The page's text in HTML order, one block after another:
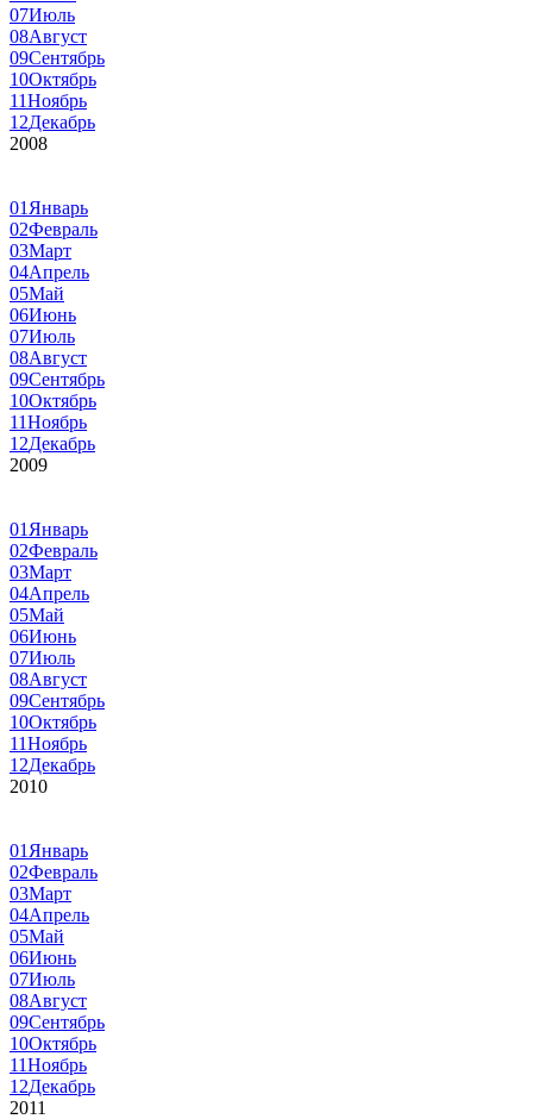
07Июль
08Август
09Сентябрь
10Октябрь
11Ноябрь
12Декабрь
2008
01 Январь
02Февраль
03Март
04Апрель
05Май
06Июнь
07Июль
08Август
09Сентябрь
10Октябрь
11Ноябрь
12Декабрь
2009
01 Январь
02Февраль
03Март
04Апрель
05Май
06Июнь
07Июль
08Август
09Сентябрь
10Октябрь
11Ноябрь
12Декабрь
2010
01 Январь
02Февраль
03Март
04Апрель
05Май
06Июнь
07Июль
08Август
09Сентябрь
10Октябрь
11Ноябрь
12Декабрь
2011